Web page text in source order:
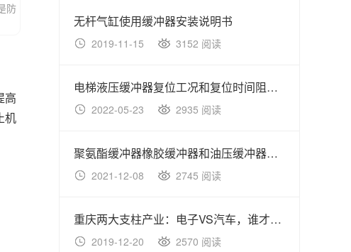
防
高
机
无杆气缸使用缓冲器安装说明书
2019-11-15 3152 阅读
电梯液压缓冲器复位工况和复位时间阻尼器隔震器分析
2022-05-23 2935 阅读
聚氨酯缓冲器橡胶缓冲器和油压缓冲器的区别
2021-12-08 2745 阅读
重庆两大支柱产业：电子VS汽车，谁才是领头羊
2019-12-20 2570 阅读